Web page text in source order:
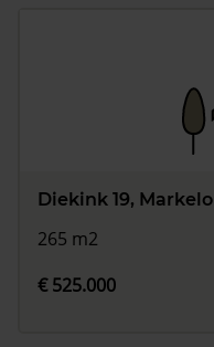
Diekink 19, Markelo
265 m2
€ 525.000